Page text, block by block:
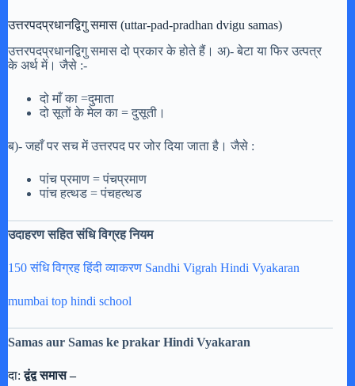
उत्तरपदप्रधानद्विगु समास (uttar-pad-pradhan dvigu samas)
उत्तरपदप्रधानद्विगु समास दो प्रकार के होते हैं। अ)- बेटा या फिर उत्पत्र
के अर्थ में। जैसे :-
दो माँ का =दुमाता
दो सूतों के मेल का = दुसूती।
ब)- जहाँ पर सच में उत्तरपद पर जोर दिया जाता है। जैसे :
पांच प्रमाण = पंचप्रमाण
पांच हत्थड = पंचहत्थड
उदाहरण सहित संधि विग्रह नियम
150 संधि विग्रह हिंदी व्याकरण Sandhi Vigrah Hindi Vyakaran
mumbai top hindi school
Samas aur Samas ke prakar Hindi Vyakaran
दा:द्वंद्व समास –